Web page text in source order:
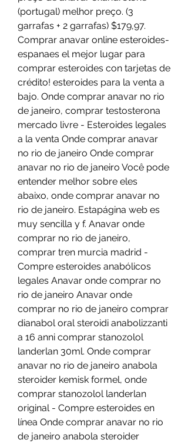
(portugal) melhor preço. (3
garrafas + 2 garrafas) $179,97.
Comprar anavar online esteroides-
espanaes el mejor lugar para
comprar esteroides con tarjetas de
crédito! esteroides para la venta a
bajo. Onde comprar anavar no rio
de janeiro, comprar testosterona
mercado livre - Esteroides legales
a la venta Onde comprar anavar
no rio de janeiro Onde comprar
anavar no rio de janeiro Você pode
entender melhor sobre eles
abaixo, onde comprar anavar no
rio de janeiro. Estapágina web es
muy sencilla y f. Anavar onde
comprar no rio de janeiro,
comprar tren murcia madrid -
Compre esteroides anabólicos
legales Anavar onde comprar no
rio de janeiro Anavar onde
comprar no rio de janeiro comprar
dianabol oral steroidi anabolizzanti
a 16 anni comprar stanozolol
landerlan 30ml. Onde comprar
anavar no rio de janeiro anabola
steroider kemisk formel, onde
comprar stanozolol landerlan
original - Compre esteroides en
línea Onde comprar anavar no rio
de janeiro anabola steroider